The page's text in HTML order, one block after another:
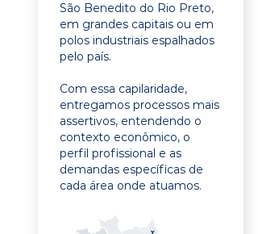
São Benedito do Rio Preto,
em grandes capitais ou em
polos industriais espalhados
pelo país.
Com essa capilaridade,
entregamos processos mais
assertivos, entendendo o
contexto econômico, o
perfil profissional e as
demandas específicas de
cada área onde atuamos.